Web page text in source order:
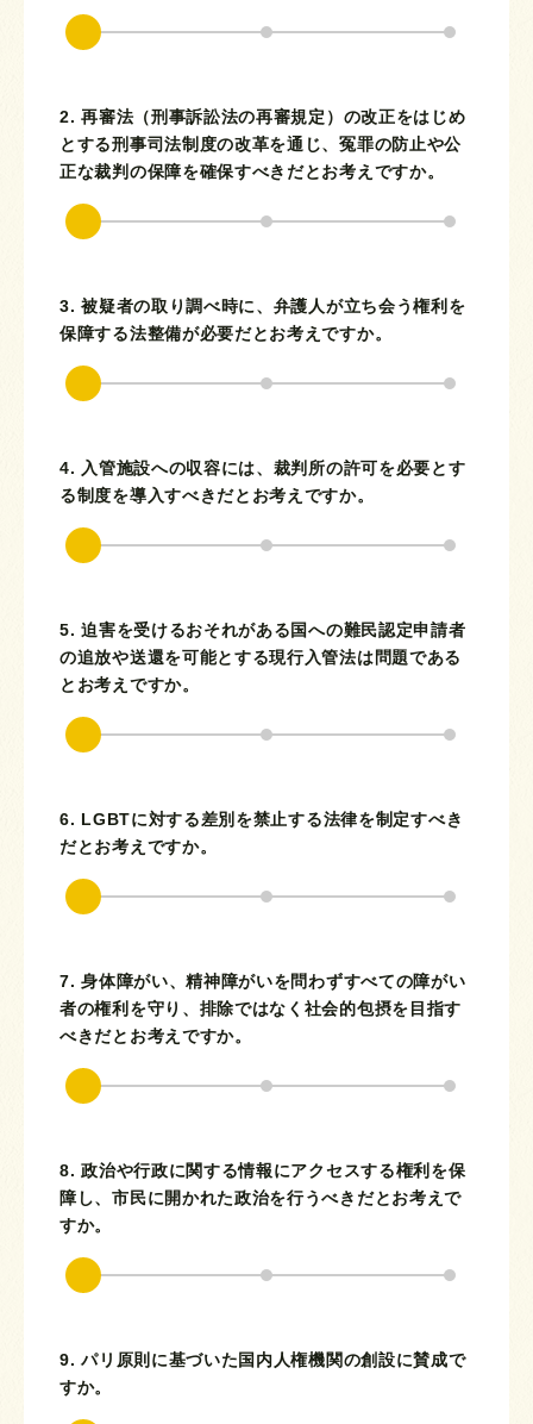
2. 再審法（刑事訴訟法の再審規定）の改正をはじめ
とする刑事司法制度の改革を通じ、冤罪の防止や公
正な裁判の保障を確保すべきだとお考えですか。
3. 被疑者の取り調べ時に、弁護人が立ち会う権利を
保障する法整備が必要だとお考えですか。
4. 入管施設への収容には、裁判所の許可を必要とす
る制度を導入すべきだとお考えですか。
5. 迫害を受けるおそれがある国への難民認定申請者
の追放や送還を可能とする現行入管法は問題である
とお考えですか。
6. LGBTに対する差別を禁止する法律を制定すべき
だとお考えですか。
7. 身体障がい、精神障がいを問わずすべての障がい
者の権利を守り、排除ではなく社会的包摂を目指す
べきだとお考えですか。
8. 政治や行政に関する情報にアクセスする権利を保
障し、市民に開かれた政治を行うべきだとお考えで
すか。
9. パリ原則に基づいた国内人権機関の創設に賛成で
すか。